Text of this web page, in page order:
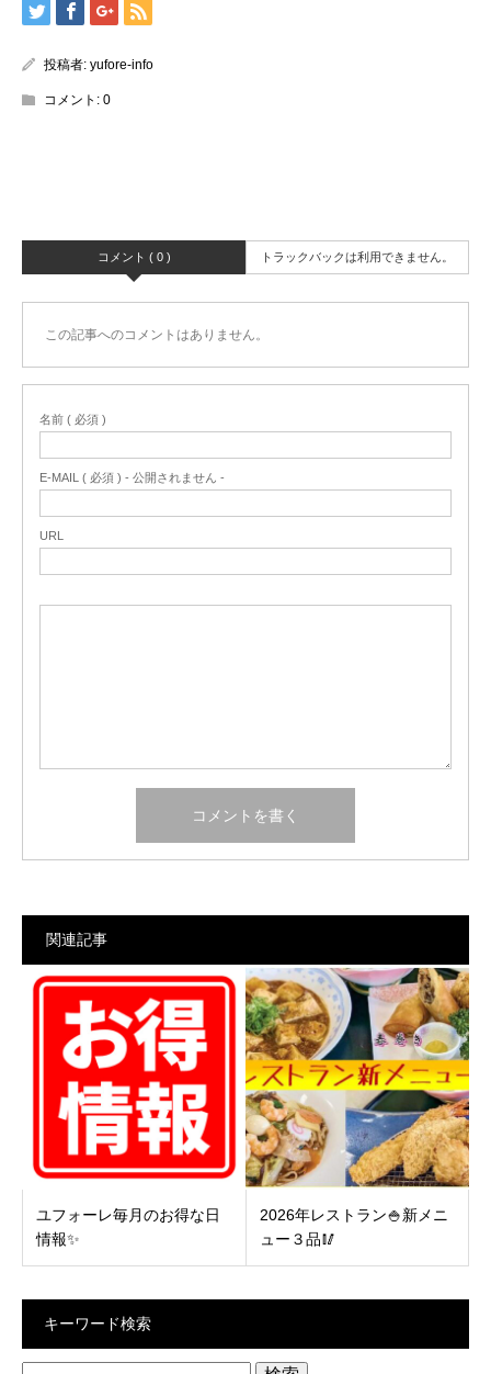
投稿者: yufore-info
コメント: 0
コメント ( 0 ) トラックバックは利用できません。
この記事へのコメントはありません。
名前 ( 必須 )
E-MAIL ( 必須 ) - 公開されません -
URL
関連記事
ユフォーレ毎月のお得な日
情報✨
2026年レストラン🍚新メニ
ュー３品🥢
キーワード検索